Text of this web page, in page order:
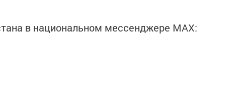
в национальном мессенджере MАХ: